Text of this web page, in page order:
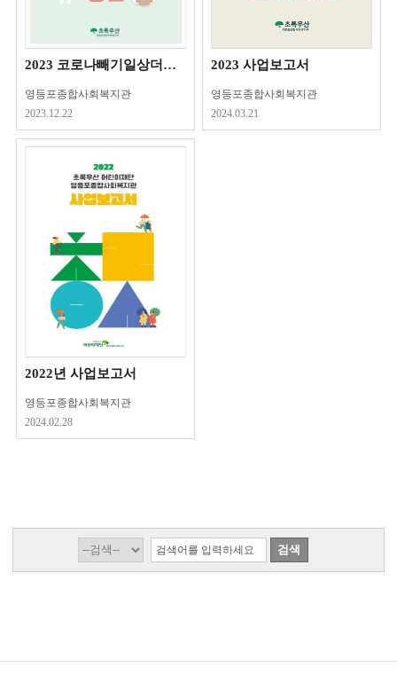
2023 코로나빼기일상더하기 프로젝트 <슬기로운친구생활>
영등포종합사회복지관
2023.12.22
2023 사업보고서
영등포종합사회복지관
2024.03.21
2022년 사업보고서
영등포종합사회복지관
2024.02.28